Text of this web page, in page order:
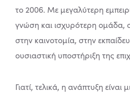
το 2006. Με μεγαλύτερη
γνώση και ισχυρότερη ομάδα,
στην καινοτομία, στην
ουσιαστική υποστήριξη της
Γιατί, τελικά, η ανάπτυξη είναι